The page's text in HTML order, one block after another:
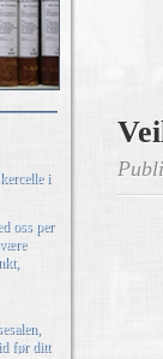
i
oss per
før ditt